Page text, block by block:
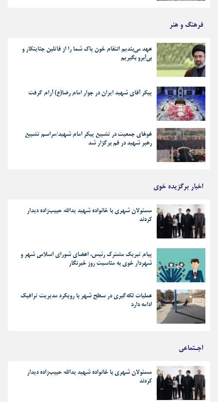
فرهنگ و هنر
عهد می‌بندیم انتقام خون پاک شما را از قاتلین جنایتکار و
بی‌آبرو بگیریم
پیکر آقای شهید ایران در جوار امام رضا(ع) آرام گرفت
غوغای جمعیت در تشییع پیکر امام شهید/مراسم تشییع
رهبر شهید در قم برگزار شد
اخبار برگزیده خوی
مسئولان شهری با خانواده شهید یدالله حبیب‌زاده دیدار
کردند
پیام تبریک مشترک رئیس، اعضای شورای اسلامی شهر و
شهردار خوی به مناسبت روز خبرنگار
عملیات لکه‌گیری در سطح شهر با رویکرد مدیریت ترافیک
ادامه دارد
اجـتماعی
مسئولان شهری با خانواده شهید یدالله حبیب‌زاده دیدار
کردند